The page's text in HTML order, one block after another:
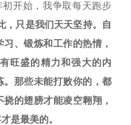
开始，我争取每天跑步
，只是我们天天坚持。自
、锻炼和工作的热情，
旺盛的精力和强大的内
。那些未能打败你的，都
的翅膀才能凌空翱翔，
是最美的。